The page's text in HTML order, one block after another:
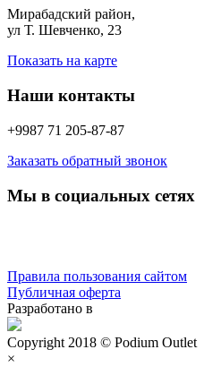
Мирабадский район,
ул Т. Шевченко, 23
Показать на карте
Наши контакты
+9987 71 205-87-87
Заказать обратный звонок
Мы в социальных сетях
Правила пользования сайтом
Публичная оферта
Разработано в
Copyright 2018 © Podium Outlet
×